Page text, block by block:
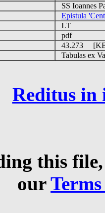
SS Ioannes
Epistula
LT
pdf
43.273
Tabulas ex
Reditus in
this
our